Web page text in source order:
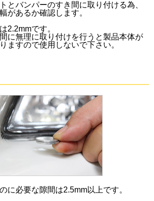
とバンパーのすき間に取り付ける為、
があるか確認します。
2.2mmです。
に無理に取り付けを行うと製品本体が
ますので使用しないで下さい。
に必要な隙間は2.5mm以上です。